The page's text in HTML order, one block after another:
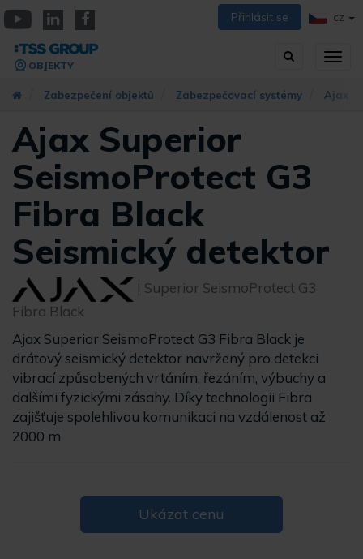
Přejít
k
hlavnímu
obsahu
Přihlásit se CZ
Vyhledávání
OBJEKTY
Zabezpečení objektů Zabezpečovací systémy Ajax
Ajax Superior
SeismoProtect G3
Fibra Black
Seismický detektor
| Superior SeismoProtect G3
Fibra Black
Ajax Superior SeismoProtect G3 Fibra Black je
drátový seismický detektor navržený pro detekci
vibrací způsobených vrtáním, řezáním, výbuchy a
dalšími fyzickými zásahy. Díky technologii Fibra
zajišťuje spolehlivou komunikaci na vzdálenost až
2000 m
Ukázat cenu